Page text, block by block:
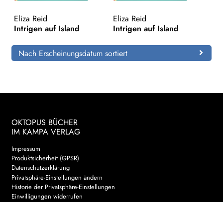
Eliza Reid
Intrigen auf Island
Eliza Reid
Intrigen auf Island
Nach Erscheinungsdatum sortiert
OKTOPUS BÜCHER
IM KAMPA VERLAG
Impressum
Produktsicherheit (GPSR)
Datenschutzerklärung
Privatsphäre-Einstellungen ändern
Historie der Privatsphäre-Einstellungen
Einwilligungen widerrufen